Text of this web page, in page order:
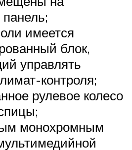
имеется
блок,
управлять
контроля;
рулевое колесо
монохромным